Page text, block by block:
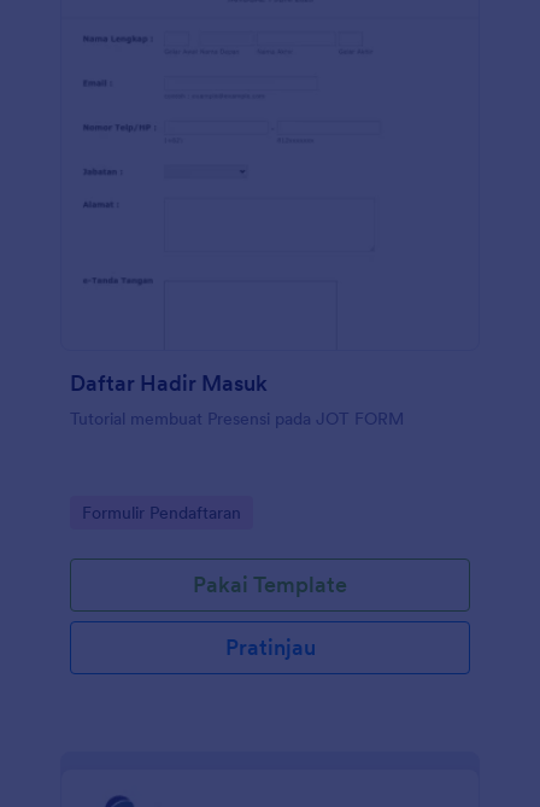
Daftar Hadir Masuk
Tutorial membuat Presensi pada JOT FORM
Go to Category:
Formulir Pendaftaran
Pakai Template
Pratinjau